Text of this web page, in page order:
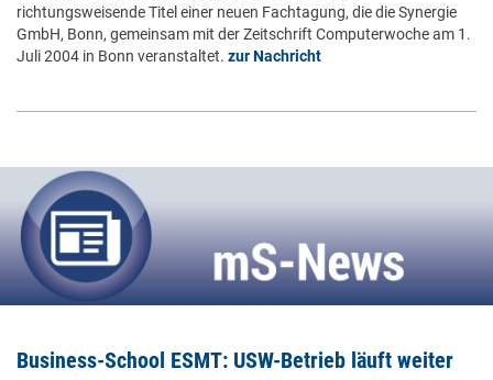
richtungsweisende Titel einer neuen Fachtagung, die die Synergie
GmbH, Bonn, gemeinsam mit der Zeitschrift Computerwoche am 1.
Juli 2004 in Bonn veranstaltet. zur Nachricht
Business-School ESMT: USW-Betrieb läuft weiter